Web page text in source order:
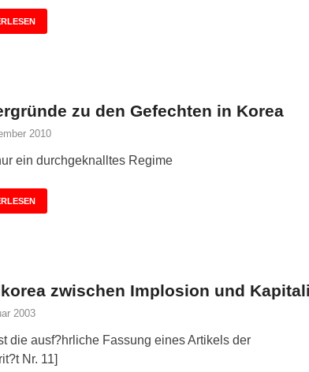
zu den Gefechten in Korea
2010
ein durchgeknalltes Regime
zwischen Implosion und
2003
die ausf?hrliche Fassung eines Artikels der
Nr. 11]